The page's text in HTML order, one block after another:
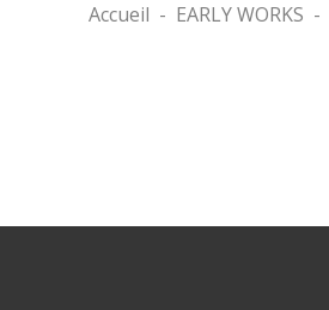
Accueil - EARLY WORKS -